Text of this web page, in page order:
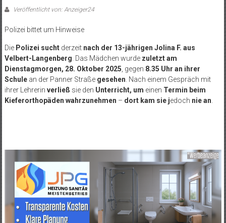
Veröffentlicht von: Anzeiger24
Polizei bittet um Hinweise
Die Polizei suchtderzeit nach der 13-jährigen Jolina F. aus
Velbert-Langenberg. Das Mädchen wurde zuletzt am
Dienstagmorgen, 28. Oktober 2025, gegen 8.35 Uhr an ihrer
Schulean der Panner Straßegesehen. Nach einem Gespräch mit
ihrer Lehrerin verließ sie den Unterricht, um einen Termin beim
Kieferorthopäden wahrzunehmen – dort kam sie jedoch nie an.